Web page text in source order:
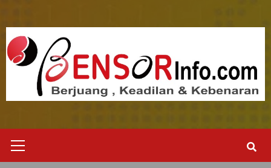
content
Menu